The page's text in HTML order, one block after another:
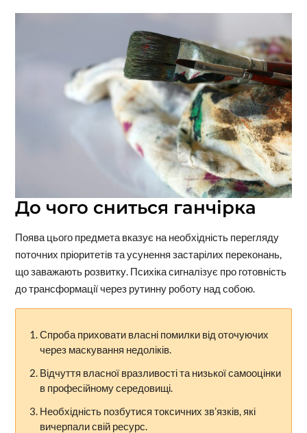
До чого сниться ганчірка
Поява цього предмета вказує на необхідність перегляду
поточних пріоритетів та усунення застарілих переконань,
що заважають розвитку. Психіка сигналізує про готовність
до трансформації через рутинну роботу над собою.
Спроба приховати власні помилки від оточуючих
через маскування недоліків.
Відчуття власної вразливості та низької самооцінки
в професійному середовищі.
Необхідність позбутися токсичних зв’язків, які
вичерпали свій ресурс.